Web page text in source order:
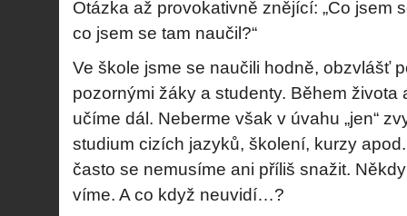
Otázka až provokativně znějící: „Co jsem
co jsem se tam naučil?“
Ve škole jsme se naučili hodně, obzvlášť
pozornými žáky a studenty. Během života
učíme dál. Neberme však v úvahu „jen“
studium cizích jazyků, školení, kurzy
často se nemusíme ani příliš snažit.
víme. A co když neuvidí…?